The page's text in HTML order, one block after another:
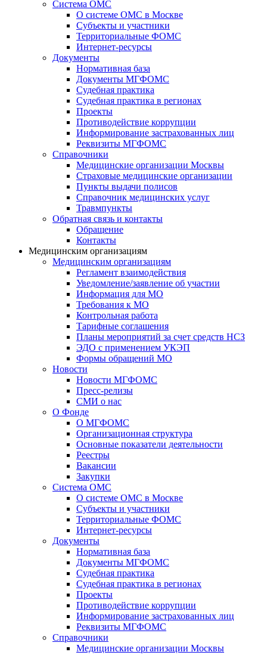
Система ОМС
О системе ОМС в Москве
Субъекты и участники
Территориальные ФОМС
Интернет-ресурсы
Документы
Нормативная база
Документы МГФОМС
Судебная практика
Судебная практика в регионах
Проекты
Противодействие коррупции
Информирование застрахованных лиц
Реквизиты МГФОМС
Справочники
Медицинские организации Москвы
Страховые медицинские организации
Пункты выдачи полисов
Справочник медицинских услуг
Травмпункты
Обратная связь и контакты
Обращение
Контакты
Медицинским организациям
Медицинским организациям
Регламент взаимодействия
Уведомление/заявление об участии
Информация для МО
Требования к МО
Контрольная работа
Тарифные соглашения
Планы мероприятий за счет средств НСЗ
ЭДО с применением УКЭП
Формы обращений МО
Новости
Новости МГФОМС
Пресс-релизы
СМИ о нас
О Фонде
О МГФОМС
Организационная структура
Основные показатели деятельности
Реестры
Вакансии
Закупки
Система ОМС
О системе ОМС в Москве
Субъекты и участники
Территориальные ФОМС
Интернет-ресурсы
Документы
Нормативная база
Документы МГФОМС
Судебная практика
Судебная практика в регионах
Проекты
Противодействие коррупции
Информирование застрахованных лиц
Реквизиты МГФОМС
Справочники
Медицинские организации Москвы